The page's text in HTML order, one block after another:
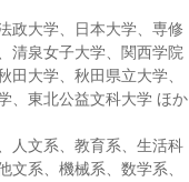
政大学、日本大学、専修
清泉女子大学、関西学院
大学、秋田県立大学、
、東北公益文科大学 ほか
人文系、教育系、生活科
系、機械系、数学系、